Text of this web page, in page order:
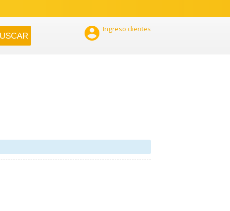
 Ingreso clientes